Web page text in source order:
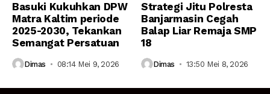
Basuki Kukuhkan DPW
Matra Kaltim periode
2025-2030, Tekankan
Semangat Persatuan
Dimas 08:14 Mei 9, 2026
Strategi Jitu Polresta
Banjarmasin Cegah
Balap Liar Remaja SMP
18
Dimas 13:50 Mei 8, 2026